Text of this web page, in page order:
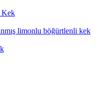
Kek
limonlu böğürtlenli kek